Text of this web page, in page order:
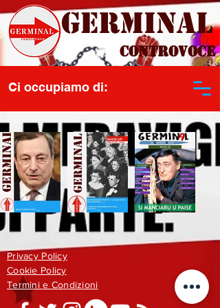
Controvoce
Ci occupiamo di:
Germinal
Privacy Policy
Cookie Policy
Termini e Condizioni